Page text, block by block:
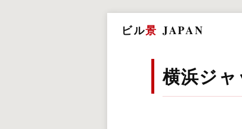
ビル景 JAPAN
横浜ジ